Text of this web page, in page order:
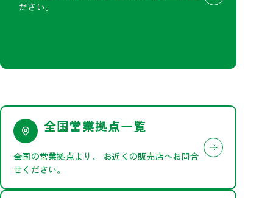
ださい。
全国営業拠点一覧
全国の営業拠点より、
お近くの販売店へお問合
せください。